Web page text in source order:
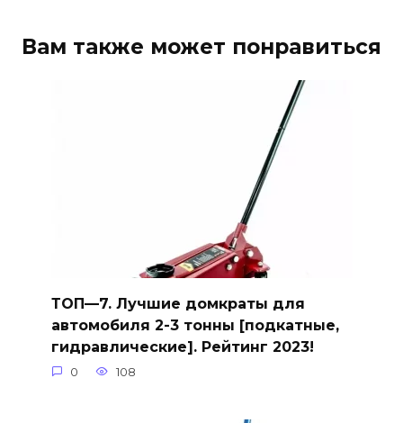
Вам также может понравиться
ТОП—7. Лучшие домкраты для
автомобиля 2-3 тонны [подкатные,
гидравлические]. Рейтинг 2023!
0 108